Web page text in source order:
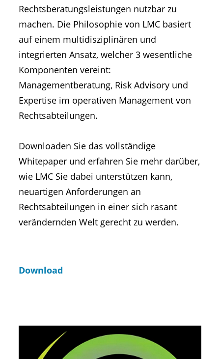
Rechtsberatungsleistungen nutzbar zu
machen. Die Philosophie von LMC basiert
auf einem multidisziplinären und
integrierten Ansatz, welcher 3 wesentliche
Komponenten vereint:
Managementberatung, Risk Advisory und
Expertise im operativen Management von
Rechtsabteilungen.
Downloaden Sie das vollständige
Whitepaper und erfahren Sie mehr darüber,
wie LMC Sie dabei unterstützen kann,
neuartigen Anforderungen an
Rechtsabteilungen in einer sich rasant
verändernden Welt gerecht zu werden.
Download